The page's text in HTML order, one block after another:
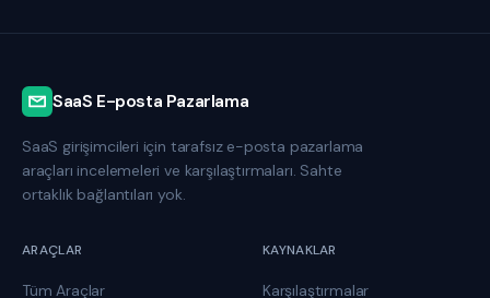
SaaS E-posta Pazarlama
SaaS girişimcileri için tarafsız e-posta pazarlama
araçları incelemeleri ve karşılaştırmaları. Sahte
ortaklık bağlantıları yok.
ARAÇLAR
Tüm Araçlar
KAYNAKLAR
Karşılaştırmalar